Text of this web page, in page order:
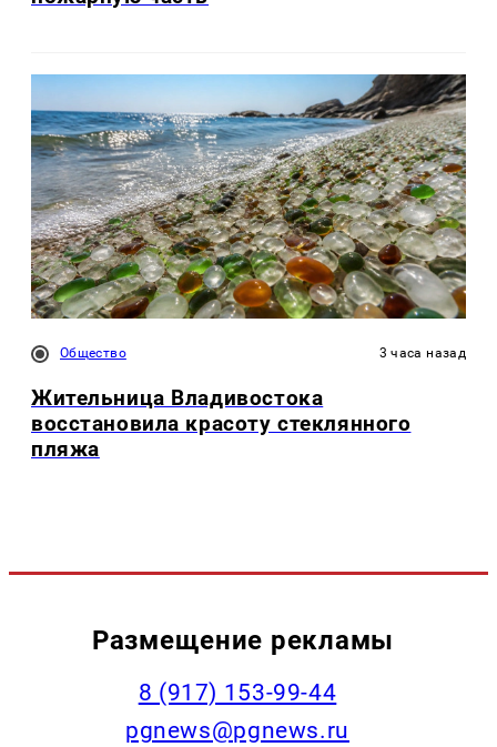
Общество 3 часа назад
Жительница Владивостока
восстановила красоту стеклянного
пляжа
Размещение рекламы
‭8 (917) 153-99-44
pgnews@pgnews.ru